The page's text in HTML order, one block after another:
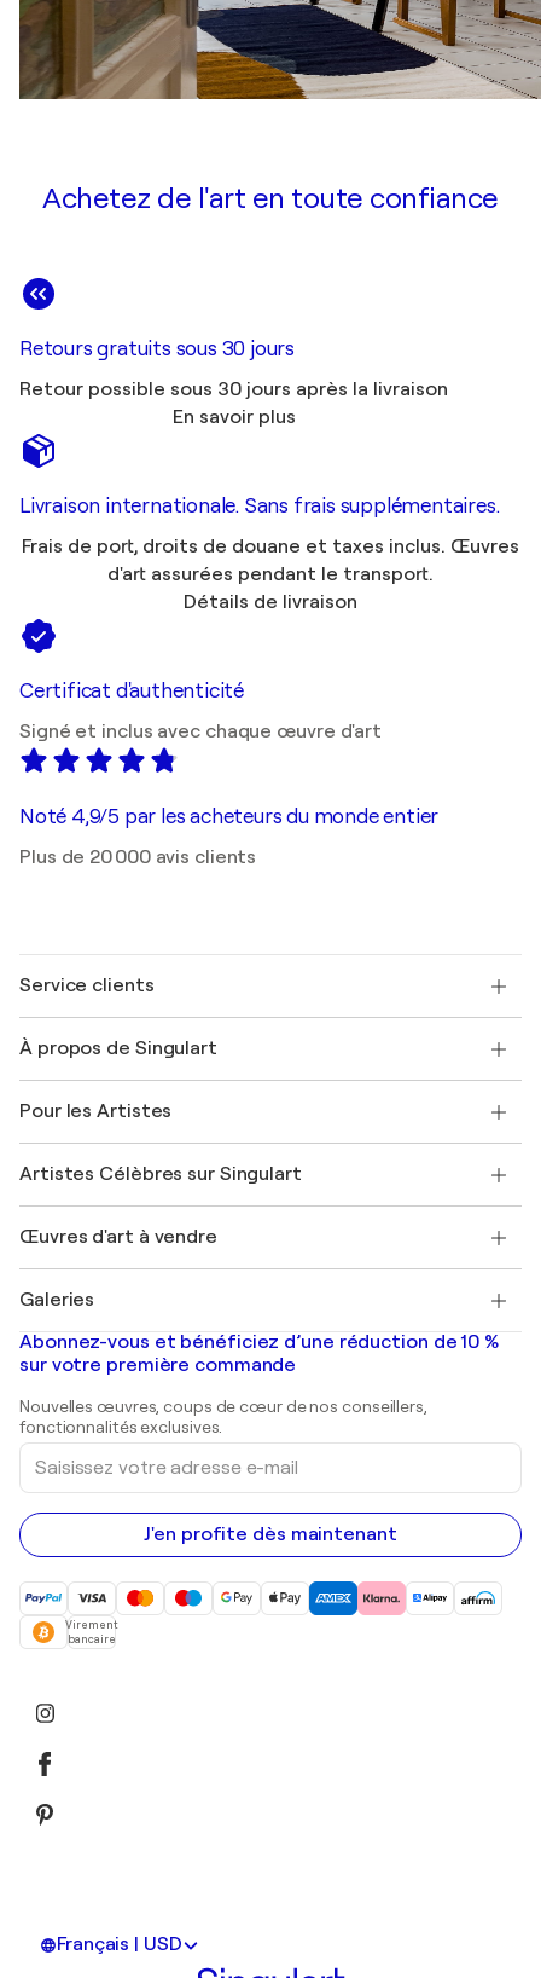
Achetez de l'art en toute confiance
Retours gratuits sous 30 jours
Retour possible sous 30 jours après la livraison
En savoir plus
Livraison internationale. Sans frais supplémentaires.
Frais de port, droits de douane et taxes inclus. Œuvres
d'art assurées pendant le transport.
Détails de livraison
Certificat d'authenticité
Signé et inclus avec chaque œuvre d'art
Noté 4,9/5 par les acheteurs du monde entier
Plus de 20 000 avis clients
Service clients
Expédition
Offrir une carte cadeau
Rejoignez notre programme commercial
Mon compte
+33 1 76 44 06 42
À propos de Singulart
FAQ
Magazine Singulart
Emplois
Découvrez une sélection d'art original
Pour les Artistes
Se connecter en tant qu'Artiste
Artistes Célèbres sur Singulart
Marc Chagall
Banksy
Mr. Brainwash
Shepard Fairey
Œuvres d'art à vendre
Tableaux abstraits à vendre
Peintures de paysage
Estampes
Peintures acryliques
Galeries
Galeries d'art en France
Galeries d'art en Belgique
Abonnez-vous et bénéficiez d’une réduction de 10 %
sur votre première commande
Nouvelles œuvres, coups de cœur de nos conseillers,
fonctionnalités exclusives.
Saisissez
votre
adresse
e-
mail
J'en profite dès maintenant
Virement
bancaire
Français | USD